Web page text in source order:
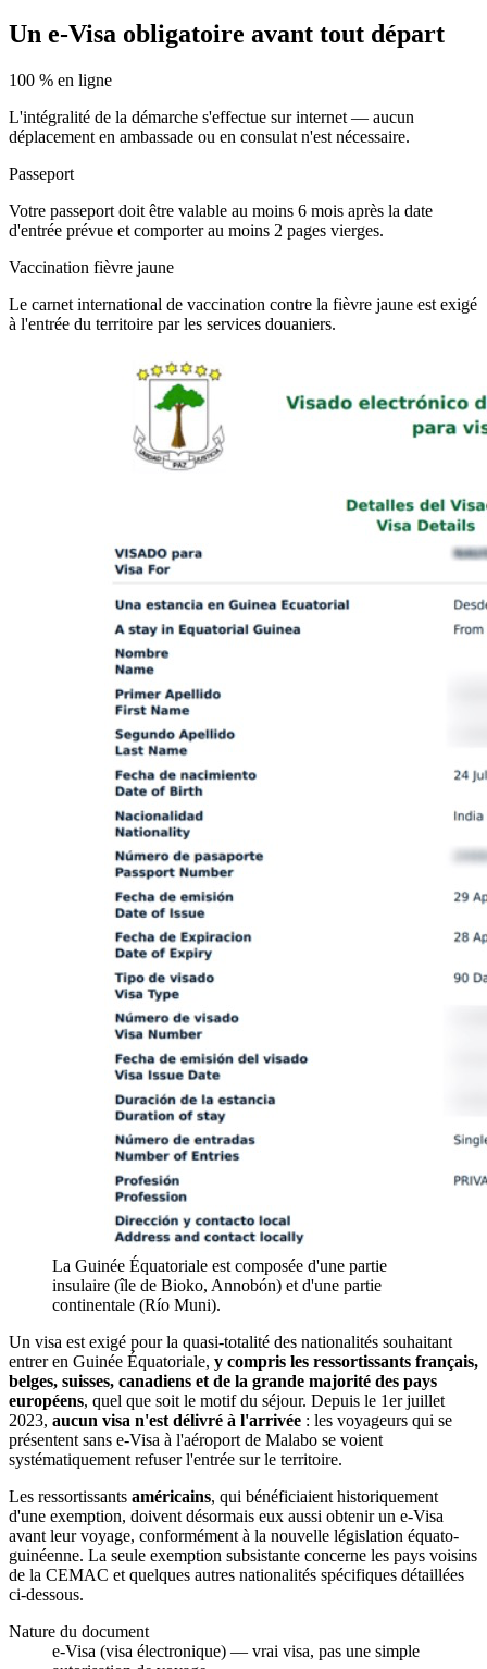
Un e-Visa obligatoire avant tout départ
100 % en ligne
L'intégralité de la démarche s'effectue sur internet — aucun
déplacement en ambassade ou en consulat n'est nécessaire.
Passeport
Votre passeport doit être valable au moins 6 mois après la date
d'entrée prévue et comporter au moins 2 pages vierges.
Vaccination fièvre jaune
Le carnet international de vaccination contre la fièvre jaune est exigé
à l'entrée du territoire par les services douaniers.
La Guinée Équatoriale est composée d'une partie
insulaire (île de Bioko, Annobón) et d'une partie
continentale (Río Muni).
Un visa est exigé pour la quasi-totalité des nationalités souhaitant
entrer en Guinée Équatoriale, y compris les ressortissants français,
belges, suisses, canadiens et de la grande majorité des pays
européens, quel que soit le motif du séjour. Depuis le 1er juillet
2023, aucun visa n'est délivré à l'arrivée : les voyageurs qui se
présentent sans e-Visa à l'aéroport de Malabo se voient
systématiquement refuser l'entrée sur le territoire.
Les ressortissants américains, qui bénéficiaient historiquement
d'une exemption, doivent désormais eux aussi obtenir un e-Visa
avant leur voyage, conformément à la nouvelle législation équato-
guinéenne. La seule exemption subsistante concerne les pays voisins
de la CEMAC et quelques autres nationalités spécifiques détaillées
ci-dessous.
Nature du document
e-Visa (visa électronique) — vrai visa, pas une simple